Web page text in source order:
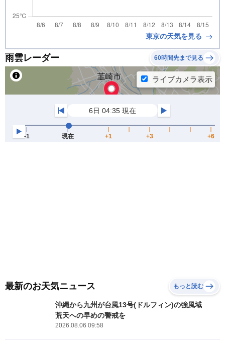
東京の天気を見る
雨雲レーダー 60時間先まで見る
最新のお天気ニュース もっと読む
沖縄から九州が台風13号(ドルフィン)の強風域
荒天への早めの警戒を
2026.08.06 09:58